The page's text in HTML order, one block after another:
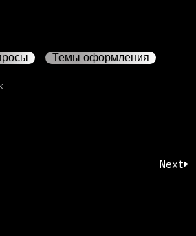
Темы оформления
Next